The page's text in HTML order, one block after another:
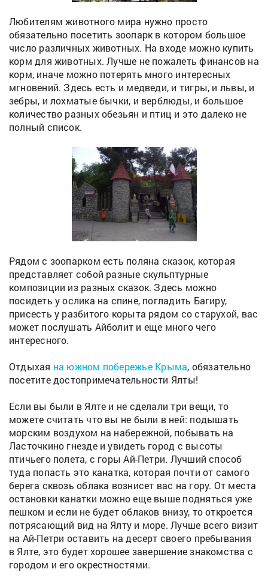
Любителям животного мира нужно просто
обязательно посетить зоопарк в котором большое
число различных животных. На входе можно купить
корм для животных. Лучше не пожалеть финансов на
корм, иначе можно потерять много интересных
мгновений. Здесь есть и медведи, и тигры, и львы, и
зебры, и лохматые бычки, и верблюды, и большое
количество разных обезьян и птиц и это далеко не
полный список.
Рядом с зоопарком есть поляна сказок, которая
представляет собой разные скульптурные
композиции из разных сказок. Здесь можно
посидеть у ослика на спине, погладить Багиру,
присесть у разбитого корыта рядом со старухой, вас
может послушать Айболит и еще много чего
интересного.
Отдыхая на южном побережье Крыма, обязательно
посетите достопримечательности Ялты!
Если вы были в Ялте и не сделали три вещи, то
можете считать что вы не были в ней: подышать
морским воздухом на набережной, побывать на
Ласточкино гнезде и увидеть город с высоты
птичьего полета, с горы Ай-Петри. Лучший способ
туда попасть это канатка, которая почти от самого
берега сквозь облака вознисет вас на гору. От места
остановки канатки можно еще выше подняться уже
пешком и если не будет облаков внизу, то откроется
потрясающий вид на Ялту и море. Лучше всего визит
на Ай-Петри оставить на десерт своего пребывания
в Ялте, это будет хорошее завершение знакомства с
городом и его окрестностями.